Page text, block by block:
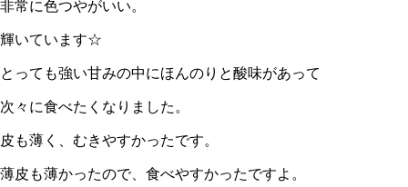
非常に色つやがいい。
輝いています☆
とっても強い甘みの中にほんのりと酸味があって
次々に食べたくなりました。
皮も薄く、むきやすかったです。
薄皮も薄かったので、食べやすかったですよ。